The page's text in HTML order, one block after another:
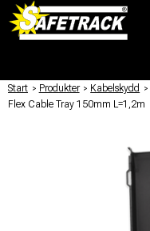
Start / Produkter / Kabelskydd /
Flex Cable Tray 150mm L=1,2m